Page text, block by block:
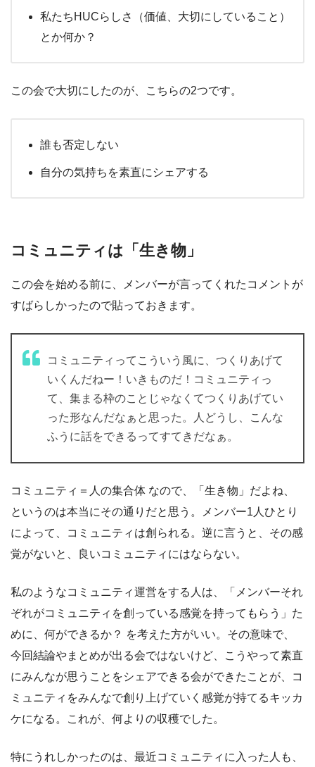
私たちHUCらしさ（価値、大切にしていること）
とか何か？
この会で大切にしたのが、こちらの2つです。
誰も否定しない
自分の気持ちを素直にシェアする
コミュニティは「生き物」
この会を始める前に、メンバーが言ってくれたコメントが
すばらしかったので貼っておきます。
コミュニティってこういう風に、つくりあげて
いくんだねー！いきものだ！コミュニティっ
て、集まる枠のことじゃなくてつくりあげてい
った形なんだなぁと思った。人どうし、こんな
ふうに話をできるってすてきだなぁ。
コミュニティ＝人の集合体 なので、「生き物」だよね、
というのは本当にその通りだと思う。メンバー1人ひとり
によって、コミュニティは創られる。逆に言うと、その感
覚がないと、良いコミュニティにはならない。
私のようなコミュニティ運営をする人は、「メンバーそれ
ぞれがコミュニティを創っている感覚を持ってもらう」た
めに、何ができるか？ を考えた方がいい。その意味で、
今回結論やまとめが出る会ではないけど、こうやって素直
にみんなが思うことをシェアできる会ができたことが、コ
ミュニティをみんなで創り上げていく感覚が持てるキッカ
ケになる。これが、何よりの収穫でした。
特にうれしかったのは、最近コミュニティに入った人も、